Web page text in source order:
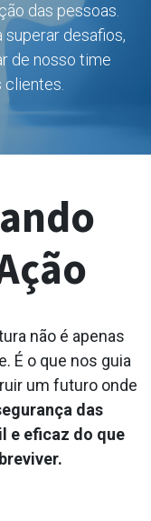
das pessoas.
desafios,
de nosso time
não é apenas
É o que nos guia
um futuro onde
das
e eficaz do que